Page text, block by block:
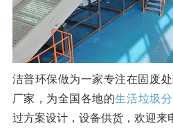
洁普环保做为一家专注在固废
厂家，为全国各地的生活垃圾
过方案设计，设备供货，欢迎来